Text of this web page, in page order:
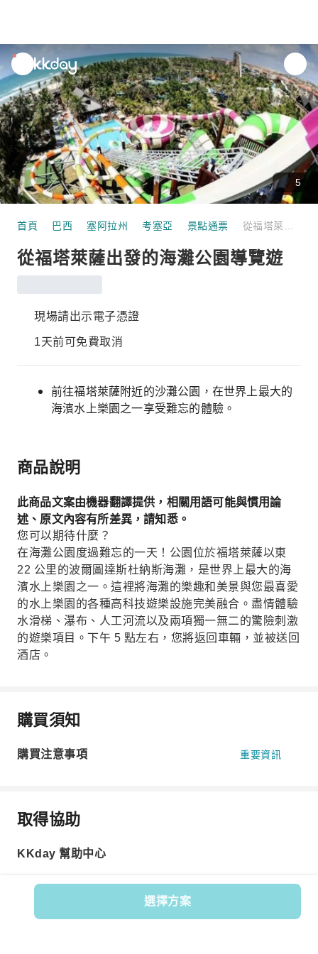
unread
notifications
5
首頁 巴西 塞阿拉州 考塞亞 景點通票
從福塔萊薩出發的海灘公園導覽遊
現場請出示電子憑證
1天前可免費取消
前往福塔萊薩附近的沙灘公園，在世界上最大的
海濱水上樂園之一享受難忘的體驗。
選擇方案
商品說明
此商品文案由機器翻譯提供，相關用語可能與慣用論
述、原文內容有所差異，請知悉。
您可以期待什麼？
在海灘公園度過難忘的一天！公園位於福塔萊薩以東
22 公里的波爾圖達斯杜納斯海灘，是世界上最大的海
濱水上樂園之一。這裡將海灘的樂趣和美景與您最喜愛
的水上樂園的各種高科技遊樂設施完美融合。盡情體驗
水滑梯、瀑布、人工河流以及兩項獨一無二的驚險刺激
的遊樂項目。下午 5 點左右，您將返回車輛，並被送回
酒店。
購買須知
購買注意事項 重要資訊
取得協助
KKday 幫助中心
商品編號: 619443